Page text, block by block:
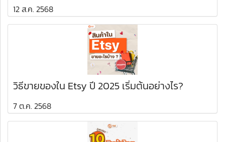
12 ส.ค. 2568
วิธีขายของใน Etsy ปี 2025 เริ่มต้นอย่างไร?
7 ต.ค. 2568